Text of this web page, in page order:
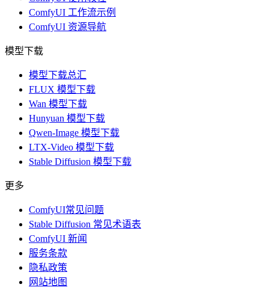
ComfyUI 工作流示例
ComfyUI 资源导航
模型下载
模型下载总汇
FLUX 模型下载
Wan 模型下载
Hunyuan 模型下载
Qwen-Image 模型下载
LTX-Video 模型下载
Stable Diffusion 模型下载
更多
ComfyUI常见问题
Stable Diffusion 常见术语表
ComfyUI 新闻
服务条款
隐私政策
网站地图